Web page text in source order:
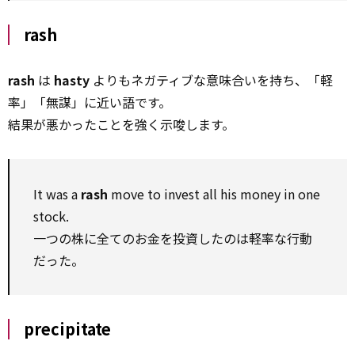
rash
rash は hasty よりもネガティブな意味合いを持ち、「軽
率」「無謀」に近い語です。
結果が悪かったことを強く示唆します。
It was a rash move to invest all his money in one
stock.
一つの株に全てのお金を投資したのは軽率な行動
だった。
precipitate